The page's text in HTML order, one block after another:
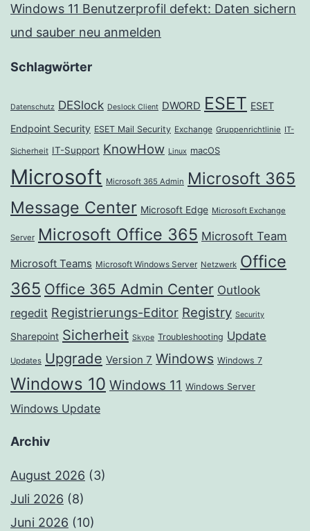
Windows 11 Benutzerprofil defekt: Daten sichern
und sauber neu anmelden
Schlagwörter
Datenschutz DESlock Deslock Client DWORD ESET ESET
Endpoint Security ESET Mail Security Exchange Gruppenrichtlinie IT-
Sicherheit IT-Support KnowHow Linux macOS
Microsoft Microsoft 365 Admin Microsoft 365
Message Center Microsoft Edge Microsoft Exchange
Server Microsoft Office 365 Microsoft Team
Microsoft Teams Microsoft Windows Server Netzwerk Office
365 Office 365 Admin Center Outlook
regedit Registrierungs-Editor Registry Security
Sharepoint Sicherheit Skype Troubleshooting Update
Updates Upgrade Version 7 Windows Windows 7
Windows 10 Windows 11 Windows Server
Windows Update
Archiv
August 2026 (3)
Juli 2026 (8)
Juni 2026 (10)